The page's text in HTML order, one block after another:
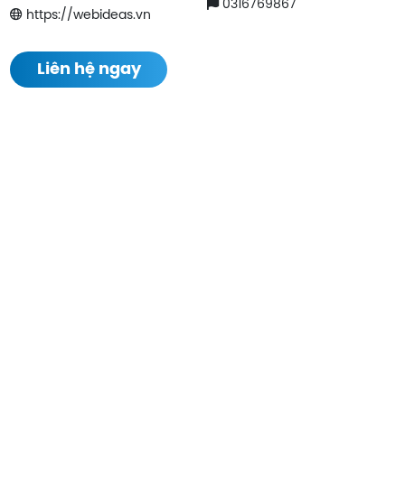
https://webideas.vn
0316769867
Liên hệ ngay